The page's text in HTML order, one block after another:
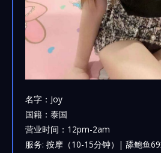
名字：Joy
国籍：泰国
营业时间：12pm-2am
服务: 按摩（10-15分钟）| 舔鲍鱼